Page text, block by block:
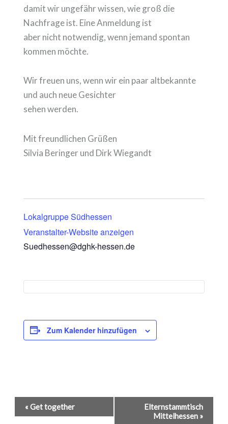
damit wir ungefähr wissen, wie groß die
Nachfrage ist. Eine Anmeldung ist
aber nicht notwendig, wenn jemand spontan
kommen möchte.
Wir freuen uns, wenn wir ein paar altbekannte
und auch neue Gesichter
sehen werden.
Mit freundlichen Grüßen
Silvia Beringer und Dirk Wiegandt
Lokalgruppe Südhessen
Veranstalter-Website anzeigen
Suedhessen@dghk-hessen.de
Zum Kalender hinzufügen
Veranstaltung-
Navigation
« Get together
Elternstammtisch
Mittelhessen »